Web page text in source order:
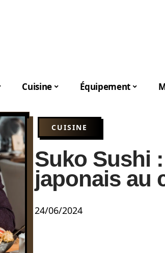
Cuisine Équipement
CUISINE
Suko Sushi
japonais au
24/06/2024